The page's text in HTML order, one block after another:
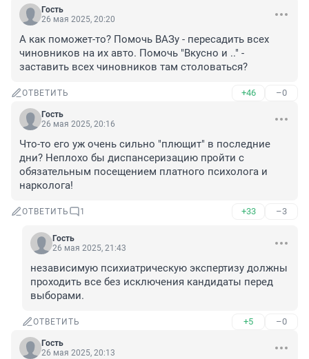
Гость
26 мая 2025, 20:20
А как поможет-то? Помочь ВАЗу - пересадить всех
чиновников на их авто. Помочь "Вкусно и .." -
заставить всех чиновников там столоваться?
ОТВЕТИТЬ +46 –0
Гость
26 мая 2025, 20:16
Что-то его уж очень сильно "плющит" в последние
дни? Неплохо бы диспансеризацию пройти с
обязательным посещением платного психолога и
нарколога!
ОТВЕТИТЬ 1 +33 –3
Гость
26 мая 2025, 21:43
независимую психиатрическую экспертизу должны
проходить все без исключения кандидаты перед
выборами.
ОТВЕТИТЬ +5 –0
Гость
26 мая 2025, 20:13